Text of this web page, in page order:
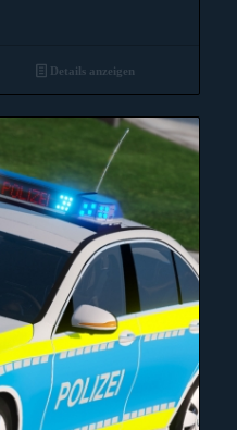
Details anzeigen